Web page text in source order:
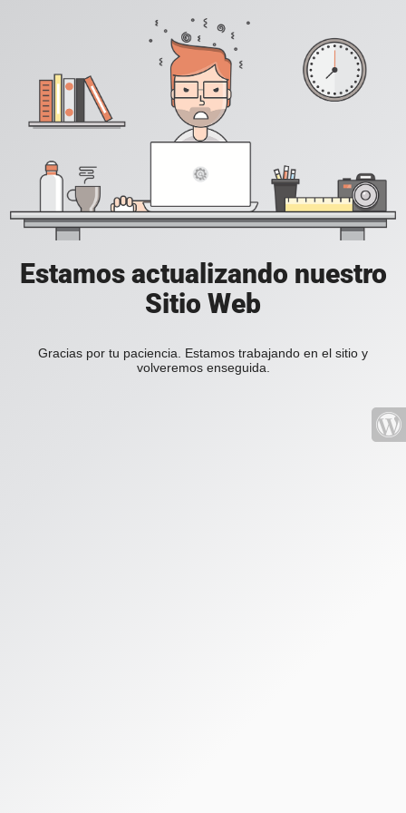
Estamos actualizando nuestro
Sitio Web
Gracias por tu paciencia. Estamos trabajando en el sitio y
volveremos enseguida.